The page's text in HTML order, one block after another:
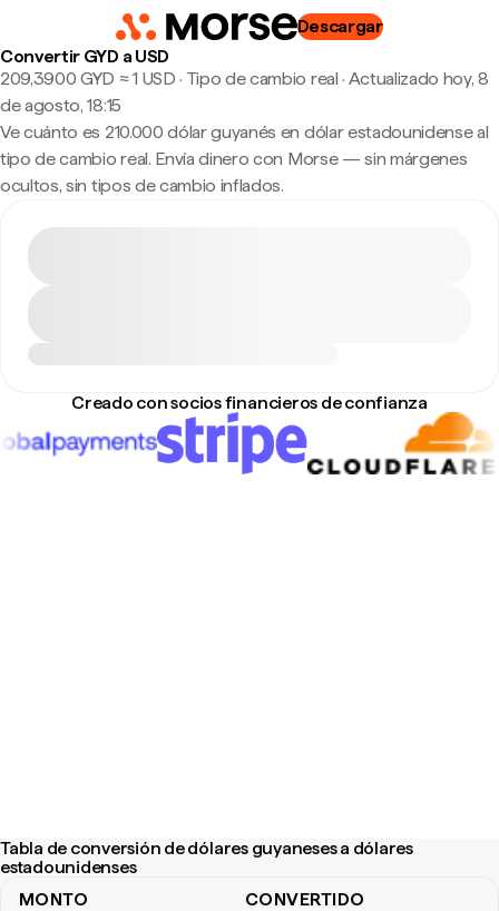
Descargar
Convertir GYD a USD
209,3900 GYD ≈ 1 USD · Tipo de cambio real · Actualizado hoy, 8
de agosto, 18:15
Ve cuánto es 210.000 dólar guyanés en dólar estadounidense al
tipo de cambio real. Envía dinero con Morse — sin márgenes
ocultos, sin tipos de cambio inflados.
Creado con socios financieros de confianza
Tabla de conversión de dólares guyaneses a dólares
estadounidenses
MONTO CONVERTIDO